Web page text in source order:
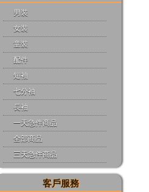
男裝
女裝
童裝
配件
短袖
七分袖
長袖
一天急件商品
全部商品
三天急件商品
客戶服務